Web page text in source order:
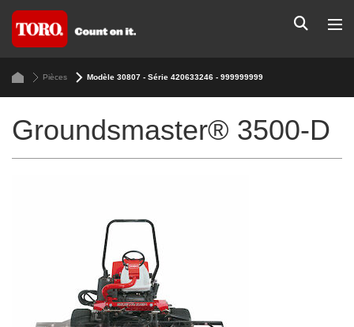
Pièces Modèle 30807 - Série 420633246 - 999999999
Groundsmaster® 3500-D